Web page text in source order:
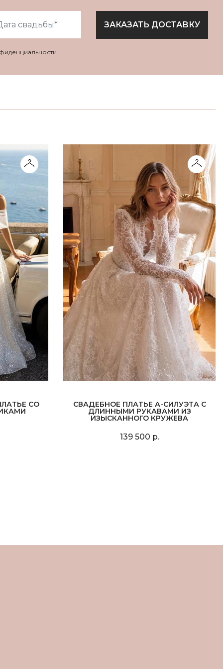
ЗАКАЗАТЬ ДОСТАВКУ
СО СВАДЕБНОЕ ПЛАТЬЕ А-СИЛУЭТА С
ДЛИННЫМИ РУКАВАМИ ИЗ
ИЗЫСКАННОГО КРУЖЕВА
139 500 р.